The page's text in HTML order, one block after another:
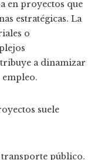
en proyectos que
estratégicas. La
o
a dinamizar
suele
transporte público.